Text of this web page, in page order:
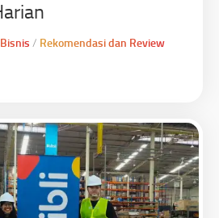
/ Rekomendasi dan Review